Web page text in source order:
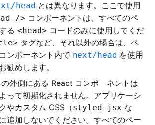
head とは異なります。ここで使用
/> コンポーネントは、すべてのペ
る <head> コードのみに使用してくだ
タグなど、それ以外の場合は、ペ
ンポーネント内で next/head を使用
勧めします。
の外側にある React コンポーネントは
って初期化されません。アプリケーシ
やカスタム CSS（styled-jsx な
追加しないでください。すべてのペー